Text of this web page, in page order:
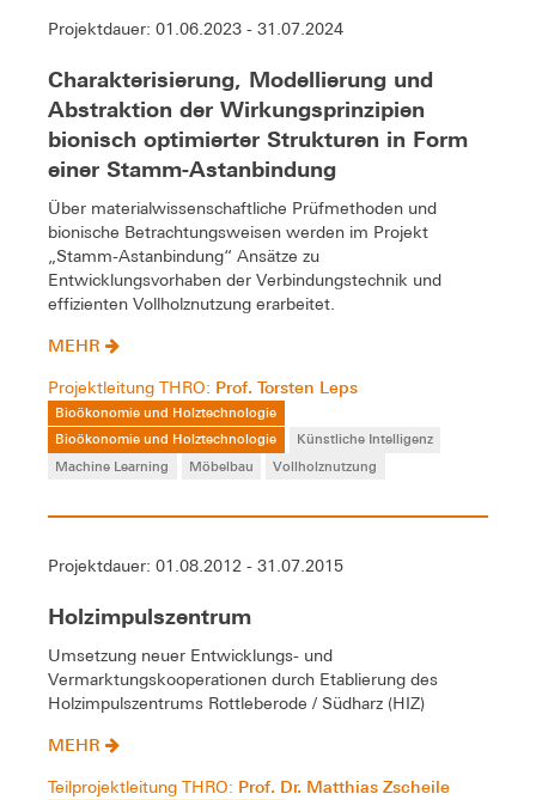
Projektdauer: 01.06.2023 - 31.07.2024
Charakterisierung, Modellierung und
Abstraktion der Wirkungsprinzipien
bionisch optimierter Strukturen in Form
einer Stamm-Astanbindung
Über materialwissenschaftliche Prüfmethoden und
bionische Betrachtungsweisen werden im Projekt
„Stamm-Astanbindung“ Ansätze zu
Entwicklungsvorhaben der Verbindungstechnik und
effizienten Vollholznutzung erarbeitet.
MEHR
Projektleitung THRO: Prof. Torsten Leps
Bioökonomie und Holztechnologie
Bioökonomie und Holztechnologie
Künstliche Intelligenz
Machine Learning
Möbelbau Vollholznutzung
Projektdauer: 01.08.2012 - 31.07.2015
Holzimpulszentrum
Umsetzung neuer Entwicklungs- und
Vermarktungskooperationen durch Etablierung des
Holzimpulszentrums Rottleberode / Südharz (HIZ)
MEHR
Teilprojektleitung THRO: Prof. Dr. Matthias Zscheile